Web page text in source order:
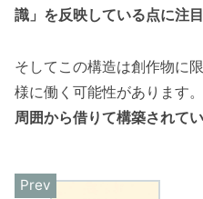
識」を反映している点に注
そしてこの構造は創作物に
様に働く可能性があります。
周囲から借りて構築されて